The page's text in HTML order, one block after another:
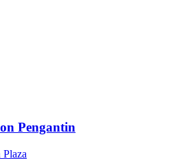
Pengantin